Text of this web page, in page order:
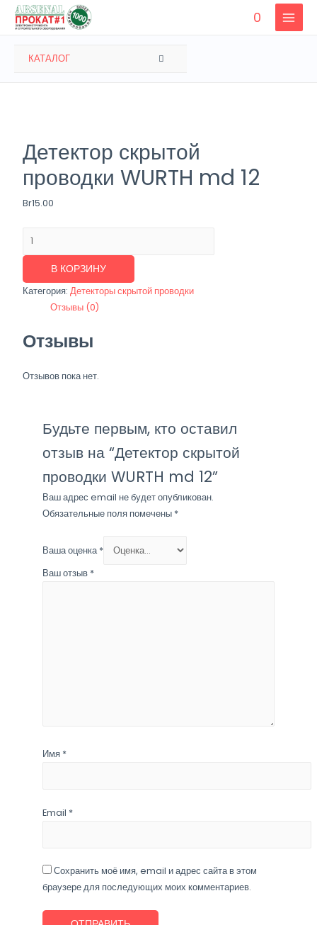
Перейти
0
MAIN
КАТАЛОГ ПЕРЕКЛЮЧАТЕЛЬ
Детектор скрытой
проводки WURTH md 12
Br15.00
Количество
Детектор
скрытой
проводки
md
12
В КОРЗИНУ
Категория:Детекторы скрытой проводки
Отзывы (0)
Отзывы
Отзывов пока нет.
Будьте первым, кто оставил
отзыв на “Детектор скрытой
проводки WURTH md 12”
Ваш адрес email не будет опубликован.
Обязательные поля помечены *
Ваша оценка*
Ваш отзыв *
Имя *
Email *
Сохранить моё имя, email и адрес сайта в этом
браузере для последующих моих комментариев.